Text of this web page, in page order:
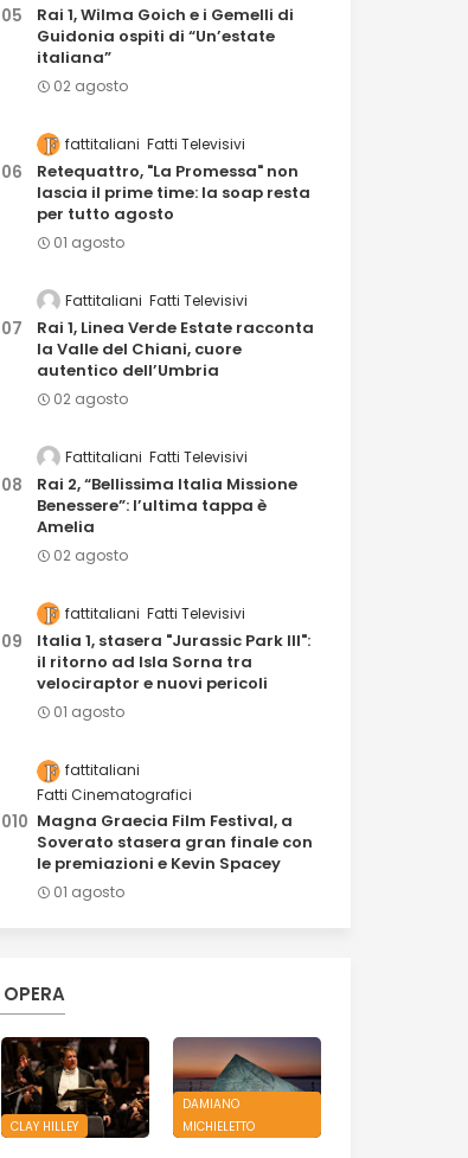
Rai 1, Wilma Goich e i Gemelli di
Guidonia ospiti di “Un’estate
italiana”
02 agosto
fattitaliani Fatti Televisivi
Retequattro, "La Promessa" non
lascia il prime time: la soap resta
per tutto agosto
01 agosto
Fattitaliani Fatti Televisivi
Rai 1, Linea Verde Estate racconta
la Valle del Chiani, cuore
autentico dell’Umbria
02 agosto
Fattitaliani Fatti Televisivi
Rai 2, “Bellissima Italia Missione
Benessere”: l’ultima tappa è
Amelia
02 agosto
fattitaliani Fatti Televisivi
Italia 1, stasera "Jurassic Park III":
il ritorno ad Isla Sorna tra
velociraptor e nuovi pericoli
01 agosto
fattitaliani
Fatti Cinematografici
Magna Graecia Film Festival, a
Soverato stasera gran finale con
le premiazioni e Kevin Spacey
01 agosto
OPERA
CLAY HILLEY
DAMIANO
MICHIELETTO